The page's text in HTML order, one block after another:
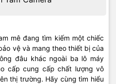
mê đang tìm kiếm một chiếc
vệ và mang theo thiết bị của
đâu khác ngoài ba lô máy
cấp cung cấp chất lượng vô
thị trường. Hãy cùng tìm hiểu